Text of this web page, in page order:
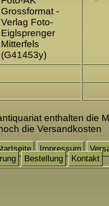
Grossformat -
Verlag Foto-
Eiglsprenger
Mitterfels
(G41453y)
enthalten die
die Versandkosten
Impressum
Bestellung Kontakt